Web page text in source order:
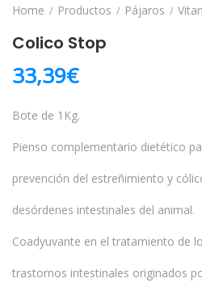
Home Productos Pájaros
Colico Stop
33,39€
Bote de 1Kg.
Pienso complementario dietético
prevención del estreñimiento y
desórdenes intestinales del animal.
Coadyuvante en el tratamiento de
trastornos intestinales originados